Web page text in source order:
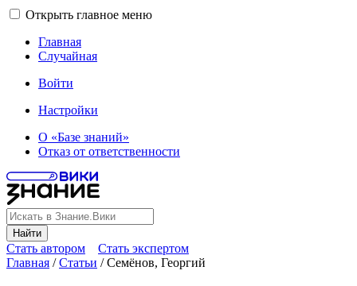
Открыть главное меню
Главная
Случайная
Войти
Настройки
О «Базе знаний»
Отказ от ответственности
Найти
Стать автором
Стать экспертом
Главная /Статьи /Семёнов, Георгий